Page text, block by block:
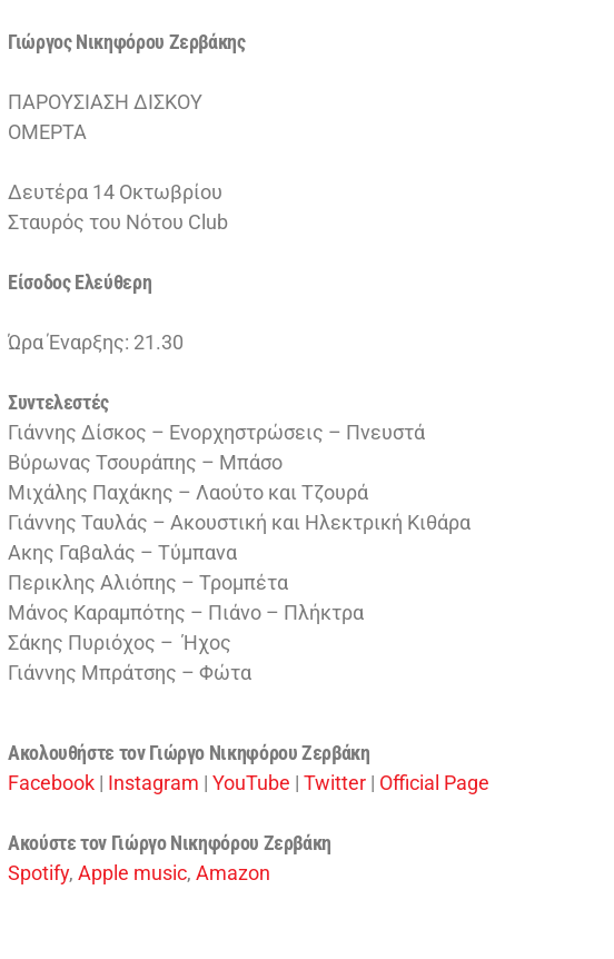
Γιώργος Νικηφόρου Ζερβάκης
ΠΑΡΟΥΣΙΑΣΗ ΔΙΣΚΟΥ
OΜΕΡΤΑ
Δευτέρα 14 Οκτωβρίου
Σταυρός του Νότου Club
Είσοδος Ελεύθερη
Ώρα Έναρξης: 21.30
Συντελεστές
Γιάννης Δίσκος – Ενορχηστρώσεις – Πνευστά
Βύρωνας Τσουράπης – Μπάσο
Μιχάλης Παχάκης – Λαούτο και Τζουρά
Γιάννης Ταυλάς – Ακουστική και Ηλεκτρική Κιθάρα
Ακης Γαβαλάς – Τύμπανα
Περικλης Αλιόπης – Τρομπέτα
Μάνος Καραμπότης – Πιάνο – Πλήκτρα
Σάκης Πυριόχος – Ήχος
Γιάννης Μπράτσης – Φώτα
Ακολουθήστε τον Γιώργο Νικηφόρου Ζερβάκη
Facebook | Instagram | YouTube | Twitter | Official Page
Ακούστε τον Γιώργο Νικηφόρου Ζερβάκη
Spotify, Apple music, Amazon